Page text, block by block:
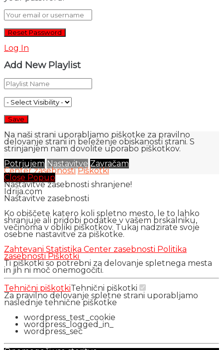
Log In
Add New Playlist
Na naši strani uporabljamo piškotke za pravilno
delovanje strani in beleženje obiskanosti strani. S
strinjanjem nam dovolite uporabo piškotkov.
Potrjujem Nastavitve Zavračam
Center zasebnosti Piškotki
Close Popup
Nastavitve zasebnosti shranjene!
Idrija.com
Nastavitve zasebnosti
Ko obiščete katero koli spletno mesto, le to lahko
shranjuje ali pridobi podatke v vašem brskalniku,
večinoma v obliki piškotkov. Tukaj nadzirate svoje
osebne nastavitve za piškotke.
Zahtevani Statistika Center zasebnosti Politika
zasebnosti Piškotki
Ti piškotki so potrebni za delovanje spletnega mesta
in jih ni moč onemogočiti.
Tehnični piškotkiTehnični piškotki
Za pravilno delovanje spletne strani uporabljamo
naslednje tehnične piškotke
wordpress_test_cookie
wordpress_logged_in_
wordpress_sec